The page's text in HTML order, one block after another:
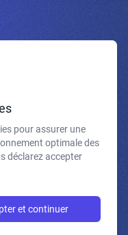
et confirme avoir pris
de confidentialité et
pour assurer une
optimale des
déclarez accepter
et continuer